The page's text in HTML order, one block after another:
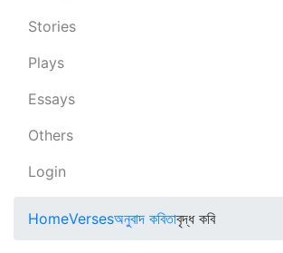
Stories
Plays
Essays
Others
Login
HomeVersesঅনুবাদ কবিতাবৃদ্ধ কবি